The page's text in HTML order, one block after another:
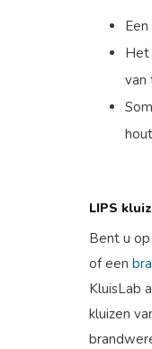
Het
van
LIPS
Bent u
of een
KluisLab
kluizen